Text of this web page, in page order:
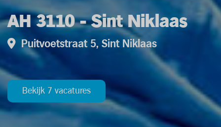
AH 3110 - Sint Niklaas
Puitvoetstraat 5, Sint Niklaas
Bekijk 7 vacatures